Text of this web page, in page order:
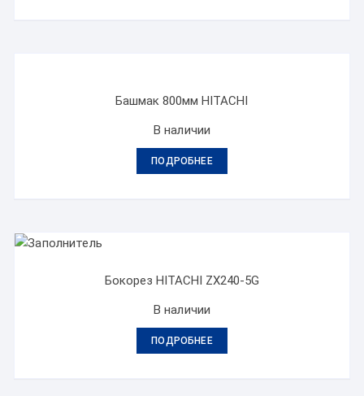
Башмак 800мм HITACHI
В наличии
ПОДРОБНЕЕ
Бокорез HITACHI ZX240-5G
В наличии
ПОДРОБНЕЕ